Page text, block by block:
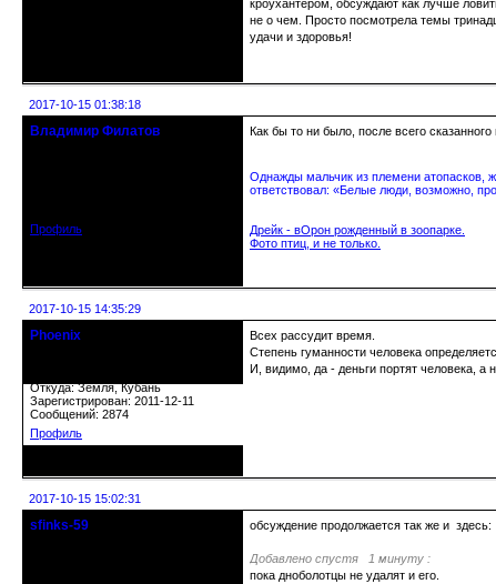
кроухантером, обсуждают как лучше
не о чем. Просто посмотрела темы
удачи и здоровья!
2017-10-15 01:38:18
Владимир Филатов
Профиль
Как бы то ни было, после всего
Однажды мальчик из племени атопасков,
ответствовал: «Белые люди, возможно,
Дрейк - вОрон рожденный в зоопарке.
Фото птиц, и не только.
2017-10-15 14:35:29
Phoenix
Откуда: Земля, Кубань
Зарегистрирован: 2011-12-11
Сообщений: 2874
Профиль
Всех рассудит время.
Степень гуманности человека
И, видимо, да - деньги портят человека, а
2017-10-15 15:02:31
sfinks-59 обсуждение продолжается так же и здесь:
Добавлено спустя 1 минуту :
пока дноболотцы не удалят и его.